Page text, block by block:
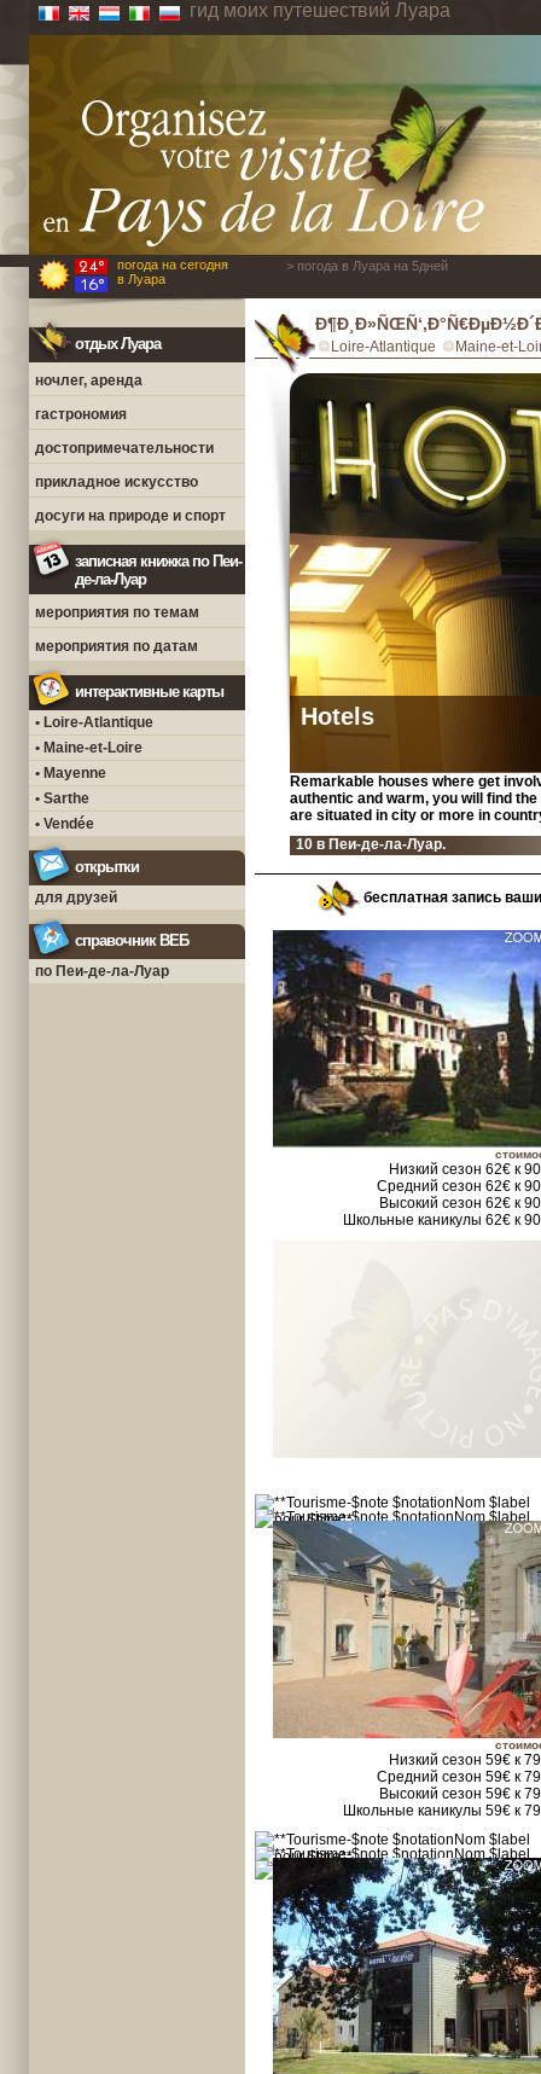
гид моих путешествий Луара
погода на сегодня
в Луара
> погода в Луара на 5дней
отдых Луара
ночлег, аренда
гастрономия
достопримечательности
прикладное искусство
досуги на природе и спорт
записная книжка по Пеи-
де-ла-Луар
мероприятия по темам
мероприятия по датам
интерактивные карты
• Loire-Atlantique
• Maine-et-Loire
• Mayenne
• Sarthe
• Vendée
открытки
для друзей
справочник ВЕБ
по Пеи-де-ла-Луар
Loire-Atlantique Maine-et-
Hotels
Remarkable houses where get
authentic and warm, you will find
are situated in city or more in
10 в Пеи-де-ла-Луар.
бесплатная запись
Низкий сезон 62€ к
Средний сезон 62€ к
Высокий сезон 62€ к
Школьные каникулы 62€ к
Низкий сезон 59€ к
Средний сезон 59€ к
Высокий сезон 59€ к
Школьные каникулы 59€ к